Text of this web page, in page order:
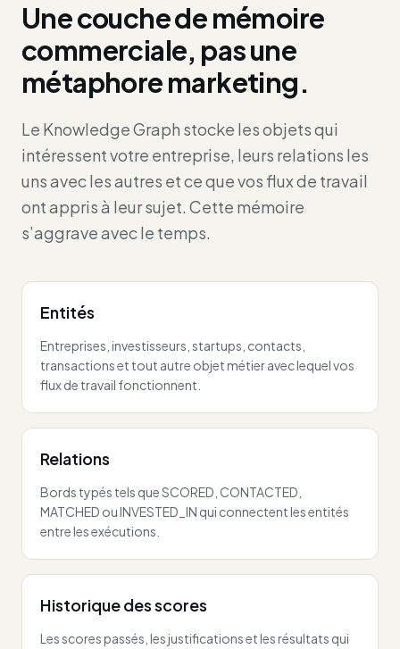
Une couche de mémoire
commerciale, pas une
métaphore marketing.
Le Knowledge Graph stocke les objets qui
intéressent votre entreprise, leurs relations les
uns avec les autres et ce que vos flux de travail
ont appris à leur sujet. Cette mémoire
s’aggrave avec le temps.
Entités
Entreprises, investisseurs, startups, contacts,
transactions et tout autre objet métier avec lequel vos
flux de travail fonctionnent.
Relations
Bords typés tels que SCORED, CONTACTED,
MATCHED ou INVESTED_IN qui connectent les entités
entre les exécutions.
Historique des scores
Les scores passés, les justifications et les résultats qui